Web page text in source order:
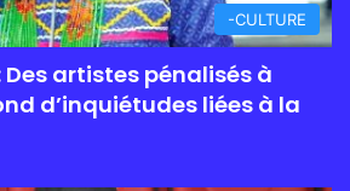
-CULTURE
artistes pénalisés à
d’inquiétudes liées à la